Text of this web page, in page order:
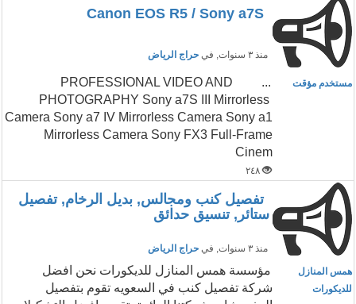
منذ ٣ سنوات , في حراج الرياض
مستخدم مؤقت
... PROFESSIONAL VIDEO AND
PHOTOGRAPHY Sony a7S III Mirrorless
Camera Sony a7 IV Mirrorless Camera Sony a1
Mirrorless Camera Sony FX3 Full-Frame
Cinem
٢٤٨
تفصيل كنب ومجالس, بديل الرخام, تفصيل
ستائر, تنسيق حدائق
منذ ٣ سنوات , في حراج الرياض
همس المنازل
للديكورات
مؤسسة همس المنازل للديكورات نحن افضل
شركة تفصيل كنب في السعويه تقوم بتفصيل